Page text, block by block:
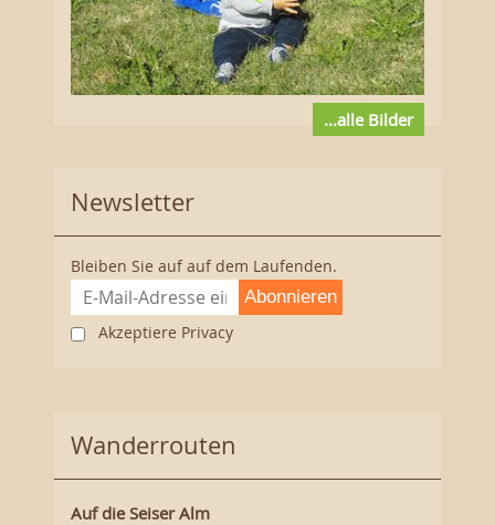
...alle Bilder
Newsletter
Bleiben Sie auf auf dem Laufenden.
Abonnieren
Akzeptiere Privacy
Wanderrouten
Auf die Seiser Alm